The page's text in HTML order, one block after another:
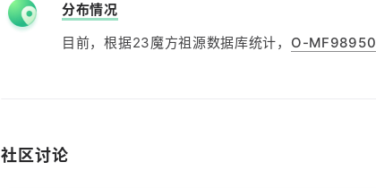
分布情况
目前，根据23魔方祖源数据库统计， O-MF98950
社区讨论